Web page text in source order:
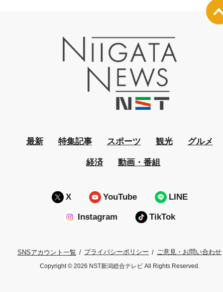
最新 特集記事 スポーツ 観光 グルメ
経済 動画・番組
X YouTube LINE
Instagram TikTok
SNSアカウント一覧 プライバシーポリシー ご意見・お問い合わせ
Copyright © 2026 NST新潟総合テレビ All Rights Reserved.